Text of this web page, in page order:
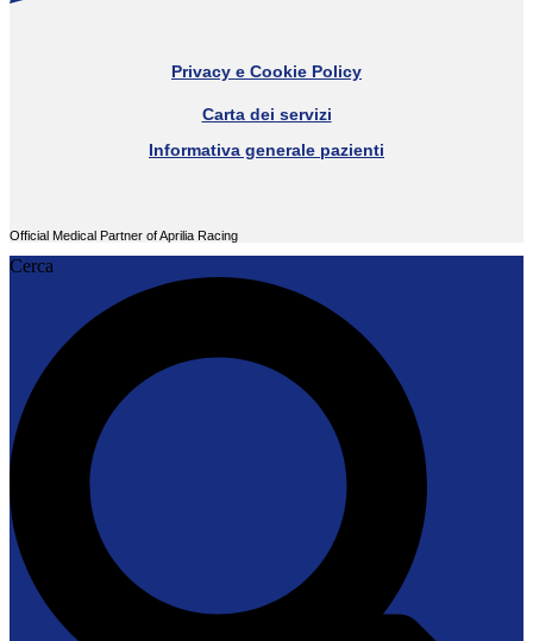
Privacy e Cookie Policy
Carta dei servizi
Informativa generale pazienti
Official Medical Partner of Aprilia Racing
Cerca